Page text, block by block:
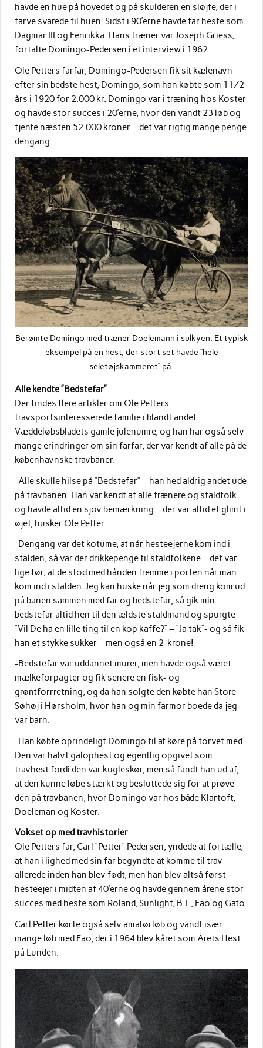
havde en hue på hovedet og på skulderen en sløjfe, der i
farve svarede til huen. Sidst i 90’erne havde far heste som
Dagmar III og Fenrikka. Hans træner var Joseph Griess,
fortalte Domingo-Pedersen i et interview i 1962.
Ole Petters farfar, Domingo-Pedersen fik sit kælenavn
efter sin bedste hest, Domingo, som han købte som 1½
års i 1920 for 2.000 kr. Domingo var i træning hos Koster
og havde stor succes i 20’erne, hvor den vandt 23 løb og
tjente næsten 52.000 kroner – det var rigtig mange penge
dengang.
Berømte Domingo med træner Doelemann i sulkyen. Et typisk
eksempel på en hest, der stort set havde “hele
seletøjskammeret” på.
Alle kendte ”Bedstefar”
Der findes flere artikler om Ole Petters
travsportsinteresserede familie i blandt andet
Væddeløbsbladets gamle julenumre, og han har også selv
mange erindringer om sin farfar, der var kendt af alle på de
københavnske travbaner.
-Alle skulle hilse på ”Bedstefar” – han hed aldrig andet ude
på travbanen. Han var kendt af alle trænere og staldfolk
og havde altid en sjov bemærkning – der var altid et glimt i
øjet, husker Ole Petter.
-Dengang var det kotume, at når hesteejerne kom ind i
stalden, så var der drikkepenge til staldfolkene – det var
lige før, at de stod med hånden fremme i porten når man
kom ind i stalden. Jeg kan huske når jeg som dreng kom ud
på banen sammen med far og bedstefar, så gik min
bedstefar altid hen til den ældste staldmand og spurgte
”Vil De ha en lille ting til en kop kaffe?” – ”Ja tak”- og så fik
han et stykke sukker – men også en 2-krone!
-Bedstefar var uddannet murer, men havde også været
mælkeforpagter og fik senere en fisk- og
grøntforrretning, og da han solgte den købte han Store
Søhøj i Hørsholm, hvor han og min farmor boede da jeg
var barn.
-Han købte oprindeligt Domingo til at køre på torvet med.
Den var halvt galophest og egentlig opgivet som
travhest fordi den var kugleskør, men så fandt han ud af,
at den kunne løbe stærkt og besluttede sig for at prøve
den på travbanen, hvor Domingo var hos både Klartoft,
Doeleman og Koster.
Vokset op med travhistorier
Ole Petters far, Carl ”Petter” Pedersen, yndede at fortælle,
at han i lighed med sin far begyndte at komme til trav
allerede inden han blev født, men han blev altså først
hesteejer i midten af 40’erne og havde gennem årene stor
succes med heste som Roland, Sunlight, B.T., Fao og Gato.
Carl Petter kørte også selv amatørløb og vandt især
mange løb med Fao, der i 1964 blev kåret som Årets Hest
på Lunden.